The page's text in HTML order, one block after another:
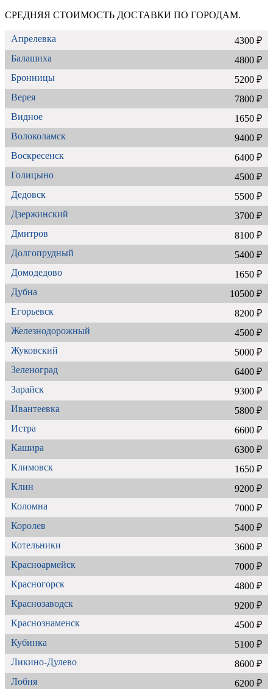
СРЕДНЯЯ СТОИМОСТЬ ДОСТАВКИ ПО ГОРОДАМ.
Апрелевка
4300 ₽
Балашиха
4800 ₽
Бронницы
5200 ₽
Верея
7800 ₽
Видное
1650 ₽
Волоколамск
9400 ₽
Воскресенск
6400 ₽
Голицыно
4500 ₽
Дедовск
5500 ₽
Дзержинский
3700 ₽
Дмитров
8100 ₽
Долгопрудный
5400 ₽
Домодедово
1650 ₽
Дубна
10500 ₽
Егорьевск
8200 ₽
Железнодорожный
4500 ₽
Жуковский
5000 ₽
Зеленоград
6400 ₽
Зарайск
9300 ₽
Ивантеевка
5800 ₽
Истра
6600 ₽
Кашира
6300 ₽
Климовск
1650 ₽
Клин
9200 ₽
Коломна
7000 ₽
Королев
5400 ₽
Котельники
3600 ₽
Красноармейск
7000 ₽
Красногорск
4800 ₽
Краснозаводск
9200 ₽
Краснознаменск
4500 ₽
Кубинка
5100 ₽
Ликино-Дулево
8600 ₽
Лобня
6200 ₽